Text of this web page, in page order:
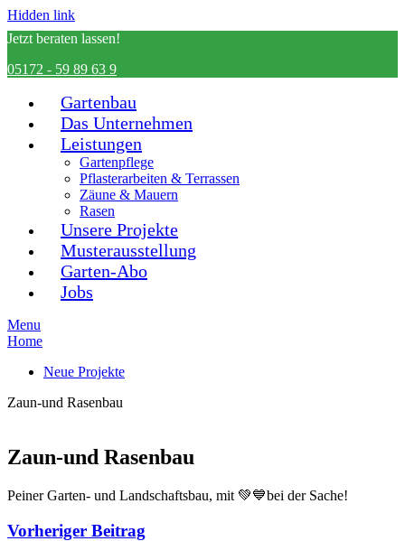
Hidden link
Jetzt beraten lassen!
05172 - 59 89 63 9
Gartenbau
Das Unternehmen
Leistungen
Gartenpflege
Pflasterarbeiten & Terrassen
Zäune & Mauern
Rasen
Unsere Projekte
Musterausstellung
Garten-Abo
Jobs
Menu
Home
Neue Projekte
Zaun-und Rasenbau
Zaun-und Rasenbau
Peiner Garten- und Landschaftsbau, mit 💚💙bei der Sache!
Vorheriger Beitrag